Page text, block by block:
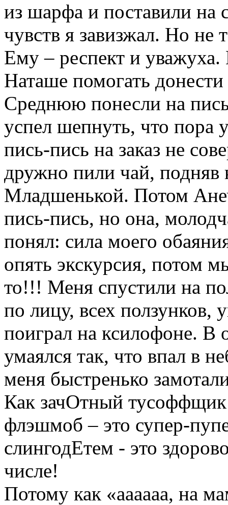
из шарфа и поставили на
чувств я завизжал. Но не
Ему – респект и
Наташе помогать донести
Среднюю понесли на
успел шепнуть, что пора
пись-пись на заказ не
дружно пили чай, подняв
Младшенькой. Потом
пись-пись, но она,
понял: сила моего
опять экскурсия, потом
то!!! Меня спустили на
по лицу, всех ползунков,
поиграл на ксилофоне. В
умаялся так, что впал в
меня быстренько
Как зачОтный тусоффщик
флэшмоб – это супер-
слингодЕтем - это
числе!
Потому как «аааааа, на